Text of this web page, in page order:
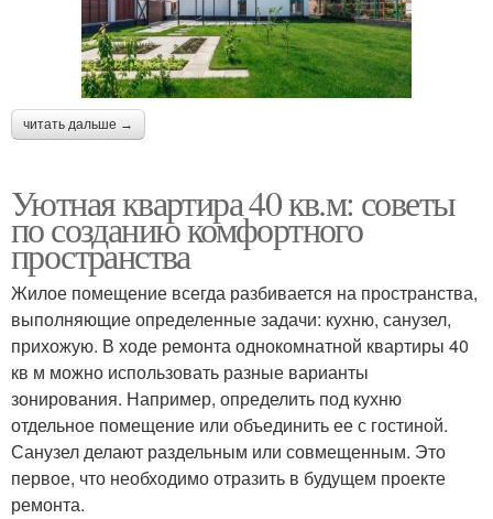
читать дальше →
Уютная квартира 40 кв.м: советы
по созданию комфортного
пространства
Жилое помещение всегда разбивается на пространства,
выполняющие определенные задачи: кухню, санузел,
прихожую. В ходе ремонта однокомнатной квартиры 40
кв м можно использовать разные варианты
зонирования. Например, определить под кухню
отдельное помещение или объединить ее с гостиной.
Санузел делают раздельным или совмещенным. Это
первое, что необходимо отразить в будущем проекте
ремонта.